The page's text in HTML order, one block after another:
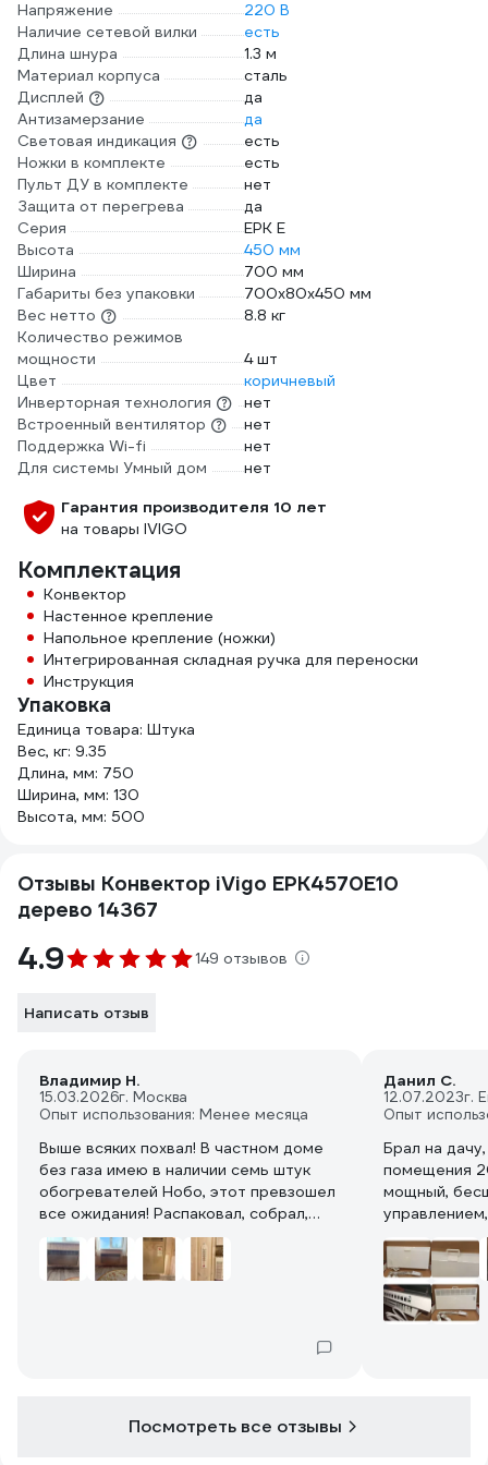
Напряжение
220 В
Наличие сетевой вилки
есть
Длина шнура
1.3 м
Материал корпуса
сталь
Дисплей
да
Антизамерзание
да
Световая индикация
есть
Ножки в комплекте
есть
Пульт ДУ в комплекте
нет
Защита от перегрева
да
Серия
EPK E
Высота
450 мм
Ширина
700 мм
Габариты без упаковки
700х80х450 мм
Вес нетто
8.8 кг
Количество режимов
мощности
4 шт
Цвет
коричневый
Инверторная технология
нет
Встроенный вентилятор
нет
Поддержка Wi-fi
нет
Для системы Умный дом
нет
Гарантия производителя 10 лет
на товары IVIGO
Комплектация
Конвектор
Настенное крепление
Напольное крепление (ножки)
Интегрированная складная ручка для переноски
Инструкция
Упаковка
Единица товара: Штука
Вес, кг: 9.35
Длина, мм: 750
Ширина, мм: 130
Высота, мм: 500
Отзывы Конвектор iVigo EPK4570E10
дерево 14367
4.9 149 отзывов
Написать отзыв
Владимир Н.
15.03.2026г. Москва
Опыт использования: Менее месяца
Выше всяких похвал! В частном доме
без газа имею в наличии семь штук
обогревателей Нобо, этот превзошел
все ожидания! Распаковал, собрал,
включил, первый нагрев
моментальный, был предустановлен
на +30, что, кстати, не указано в
экономит электроэнергию. Если
Данил С.
12.07.2023г.
Опыт
Брал на
помещения
мощный,
Пульт не
фото
что он как
кабеля
стороны,
Посмотреть все отзывы